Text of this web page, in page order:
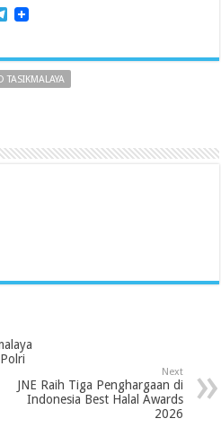
T
e
g
r
TASIKMALAYA
Next
JNE Raih Tiga Penghargaan di
Indonesia Best Halal Awards
2026